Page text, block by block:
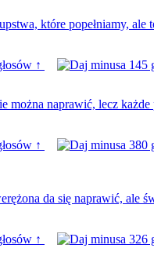
które popełniamy,
↑ 145
można naprawić, lecz każde
↑
380
da się naprawić, ale
↑
326